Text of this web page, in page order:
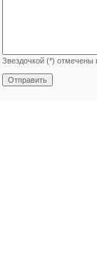
Звездочкой (*) отмечены